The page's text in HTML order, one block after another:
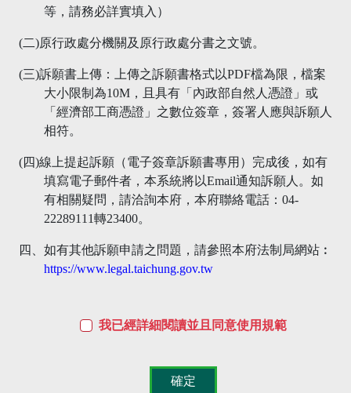
等，請務必詳實填入）
(二)原行政處分機關及原行政處分書之文號。
(三)訴願書上傳：上傳之訴願書格式以PDF檔為限，檔案
大小限制為10M，且具有「內政部自然人憑證」或
「經濟部工商憑證」之數位簽章，簽署人應與訴願人
相符。
(四)線上提起訴願（電子簽章訴願書專用）完成後，如有
填寫電子郵件者，本系統將以Email通知訴願人。如
有相關疑問，請洽詢本府，本府聯絡電話：04-
22289111轉23400。
四、如有其他訴願申請之問題，請參照本府法制局網站︰
https://www.legal.taichung.gov.tw
我已經詳細閱讀並且同意使用規範
確定